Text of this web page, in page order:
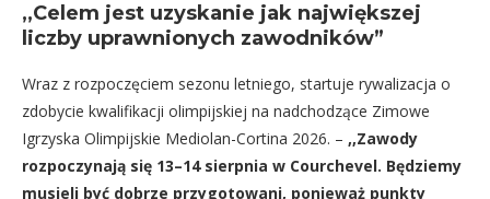
,,Celem jest uzyskanie jak największej
liczby uprawnionych zawodników”
Wraz z rozpoczęciem sezonu letniego, startuje rywalizacja o
zdobycie kwalifikacji olimpijskiej na nadchodzące Zimowe
Igrzyska Olimpijskie Mediolan-Cortina 2026. – ,,Zawody
rozpoczynają się 13–14 sierpnia w Courchevel. Będziemy
musieli być dobrze przygotowani, ponieważ punkty